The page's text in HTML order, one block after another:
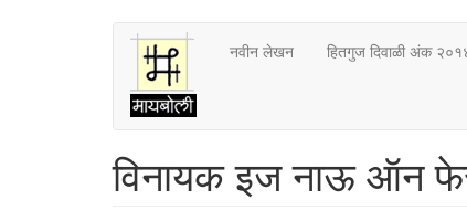
नवीन लेखन हितगुज दिवाळी अंक
विनायक इज नाऊ ऑन